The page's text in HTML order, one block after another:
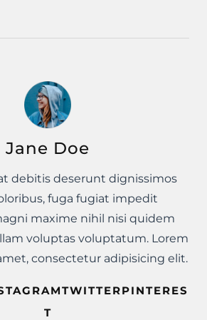
Jane Doe
debitis deserunt dignissimos
fuga fugiat impedit
maxime nihil nisi quidem
voluptas voluptatum. Lorem
consectetur adipisicing elit.
T